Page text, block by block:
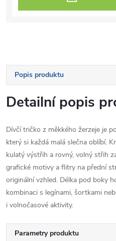
Popis produktu
Detailní popis
Dívčí tričko z měkkého žerzeje je
který si každá malá slečna oblíbí.
kulatý výstřih a rovný, volný střih
grafické motivy a flitry na přední
originální vzhled. Délka pod boky
kombinaci s legínami, šortkami
i volnočasové aktivity.
Parametry produktu